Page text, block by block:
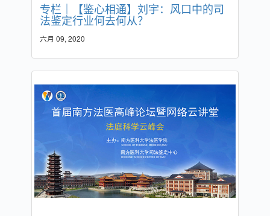
专栏｜【鉴心相通】刘宇：风口中的司
法鉴定行业何去何从？
六月 09, 2020